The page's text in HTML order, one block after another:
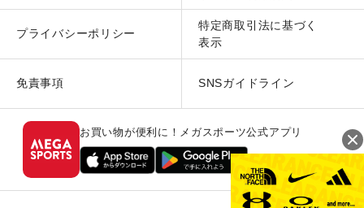
プライバシーポリシー
特定商取引法に基づく
表示
免責事項 SNSガイドライン
お買い物が便利に！メガスポーツ公式アプリ